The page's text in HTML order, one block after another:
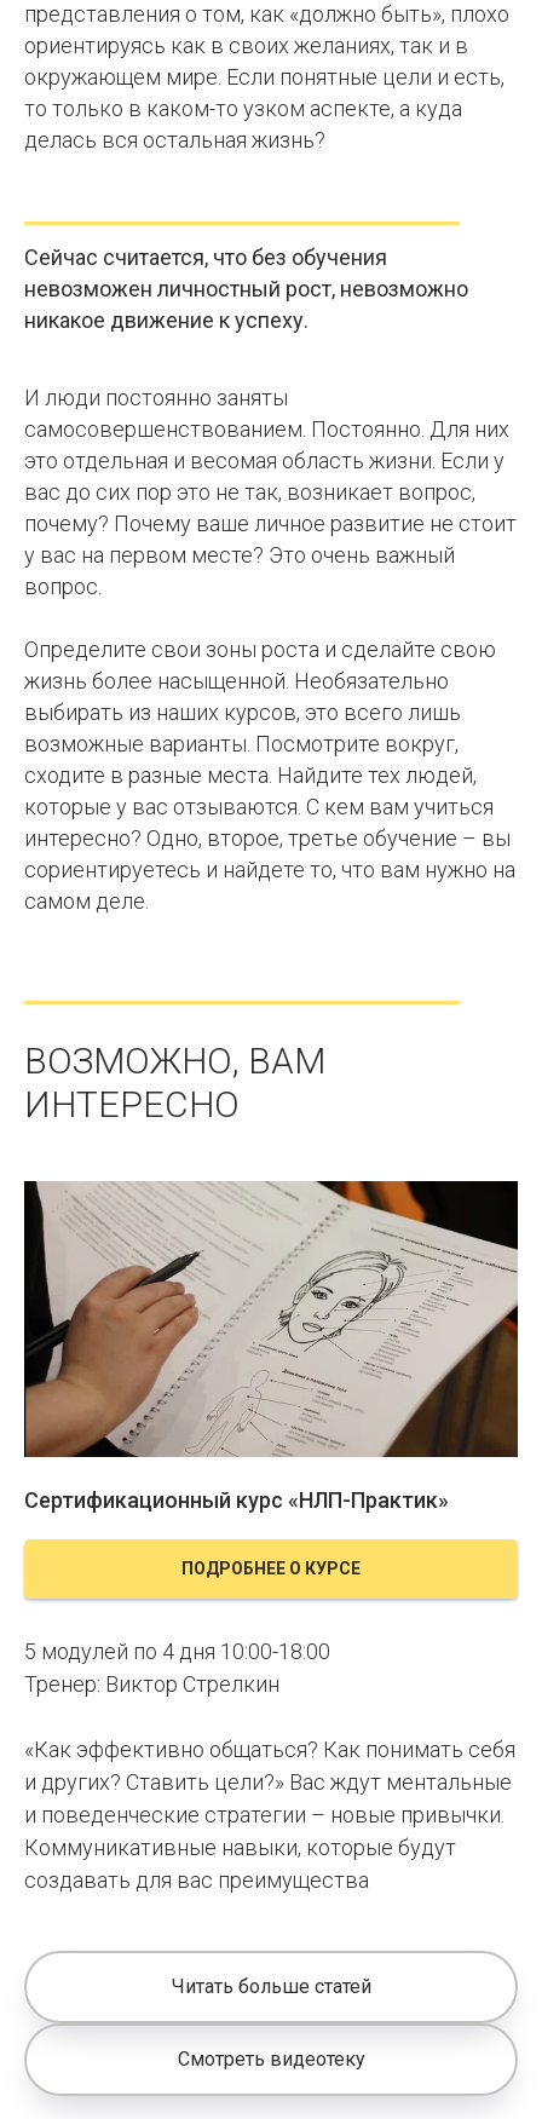
представления о том, как «должно быть», плохо
ориентируясь как в своих желаниях, так и в
окружающем мире. Если понятные цели и есть,
то только в каком-то узком аспекте, а куда
делась вся остальная жизнь?
Сейчас считается, что без обучения
невозможен личностный рост, невозможно
никакое движение к успеху.
И люди постоянно заняты
самосовершенствованием. Постоянно. Для них
это отдельная и весомая область жизни. Если у
вас до сих пор это не так, возникает вопрос,
почему? Почему ваше личное развитие не стоит
у вас на первом месте? Это очень важный
вопрос.
Определите свои зоны роста и сделайте свою
жизнь более насыщенной. Необязательно
выбирать из наших курсов, это всего лишь
возможные варианты. Посмотрите вокруг,
сходите в разные места. Найдите тех людей,
которые у вас отзываются. С кем вам учиться
интересно? Одно, второе, третье обучение – вы
сориентируетесь и найдете то, что вам нужно на
самом деле.
ВОЗМОЖНО, ВАМ
ИНТЕРЕСНО
Сертификационный курс «НЛП-Практик»
ПОДРОБНЕЕ О КУРСЕ
5 модулей по 4 дня 10:00-18:00
Тренер: Виктор Стрелкин
«Как эффективно общаться? Как понимать себя
и других? Ставить цели?» Вас ждут ментальные
и поведенческие стратегии – новые привычки.
Коммуникативные навыки, которые будут
создавать для вас преимущества
Читать больше статей
Смотреть видеотеку